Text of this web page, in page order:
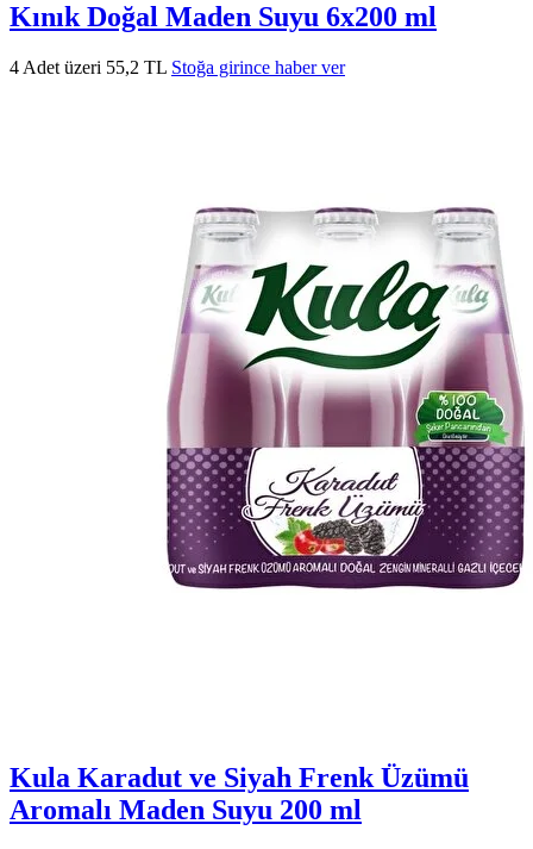
Kınık Doğal Maden Suyu 6x200 ml
4 Adet üzeri 55,2 TL Stoğa girince haber ver
Kula Karadut ve Siyah Frenk Üzümü
Aromalı Maden Suyu 200 ml